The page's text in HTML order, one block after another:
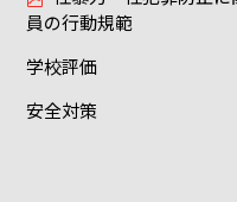
員の行動規範
学校評価
安全対策